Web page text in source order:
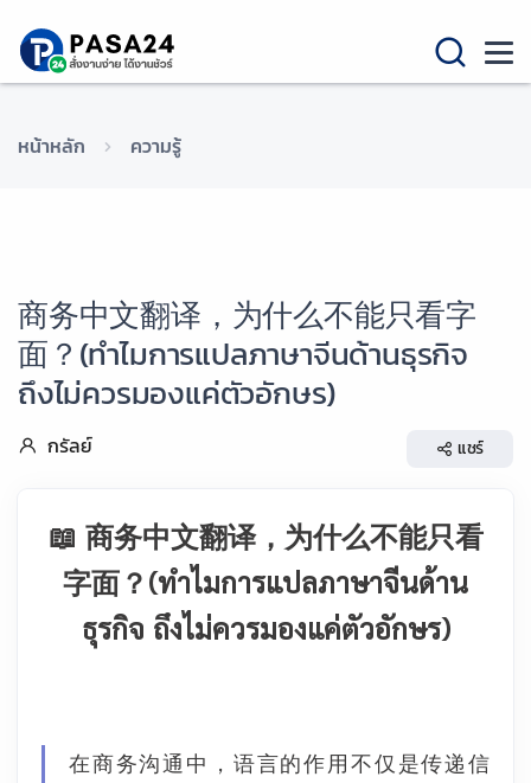
หน้าหลัก ความรู้
商务中文翻译，为什么不能只看字
面？(ทำไมการแปลภาษาจีนด้านธุรกิจ
ถึงไม่ควรมองแค่ตัวอักษร)
กรัลย์ แชร์
📖 商务中文翻译，为什么不能只看
字面？(ทำไมการแปลภาษาจีนด้าน
ธุรกิจ ถึงไม่ควรมองแค่ตัวอักษร)
在商务沟通中，语言的作用不仅是传递信